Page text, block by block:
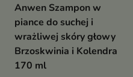
Anwen Szampon w
piance do suchej i
wrażliwej skóry głowy
Brzoskwinia i Kolendra
170 ml